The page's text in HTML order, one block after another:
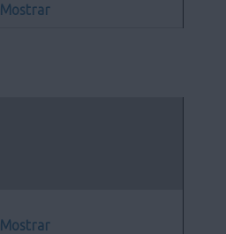
Mostrar
Mostrar